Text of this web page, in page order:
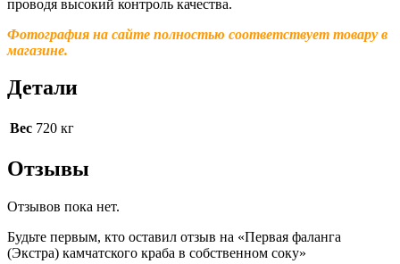
проводя высокий контроль качества.
Фотография на сайте полностью соответствует товару в
магазине.
Детали
Вес 720 кг
Отзывы
Отзывов пока нет.
Будьте первым, кто оставил отзыв на «Первая фаланга
(Экстра) камчатского краба в собственном соку»